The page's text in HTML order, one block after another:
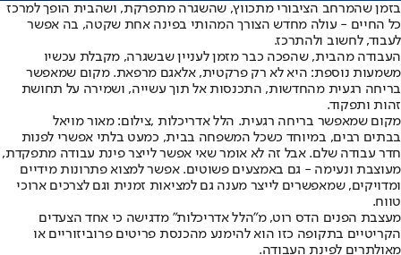
בזמן שהמרחב הציבורי מתכווץ, שהשגרה מתפרקת, ושהבית הופך למרכז
כל החיים - עולה מחדש הצורך המהותי בפינה אחת שקטה, בה אפשר
לעבוד, לחשוב ולהתרכז.
העבודה מהבית, שהפכה כבר מזמן לעניין שבשגרה, מקבלת עכשיו
משמעות נוספת: היא לא רק פרקטית, אלאגם מרפאת. מקום שמאפשר
בריחה רגעית מהחדשות, התכנסות אל תוך עשייה, ושמירה על תחושת
זהות ותפקוד.
מקום שמאפשר בריחה רגעית. הלל אדריכלות ,צילום: מאור מויאל
בבתים רבים, במיוחד כשכל המשפחה בבית, כמעט בלתי אפשרי לפנות
חדר עבודה שלם. אבל זה לא אומר שאי אפשר לייצר פינת עבודה מתפקדת,
מעוצבת ונעימה - גם באמצעים פשוטים. אפשר למצוא פתרונות מידיים
ומדויקים, שמאפשרים לייצר מענה גם למציאות זמנית וגם לצרכים ארוכי
טווח.
מעצבת הפנים הדס רוט, מ"הלל אדריכלות" מדגישה כי אחד הצעדים
הקריטיים בתקופה כזו הוא להימנע מהכנסת פריטים פרוביזוריים או
מאולתרים לפינת העבודה.